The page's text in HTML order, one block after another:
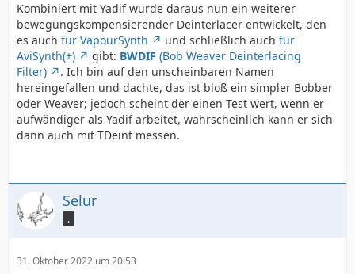
Kombiniert mit Yadif wurde daraus nun ein weiterer
bewegungskompensierender Deinterlacer entwickelt, den
es auch für VapourSynth und schließlich auch für
AviSynth(+)
gibt: BWDIF (Bob Weaver Deinterlacing
Filter)
. Ich bin auf den unscheinbaren Namen
hereingefallen und dachte, das ist bloß ein simpler Bobber
oder Weaver; jedoch scheint der einen Test wert, wenn er
aufwändiger als Yadif arbeitet, wahrscheinlich kann er sich
dann auch mit TDeint messen.
Selur
.
31. Oktober 2022 um 20:53